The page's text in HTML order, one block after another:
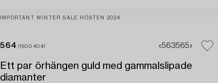
IMPORTANT WINTER SALE HÖSTEN 2024
564 (1600404) 563565
Ett par örhängen guld med gammalslipade
diamanter